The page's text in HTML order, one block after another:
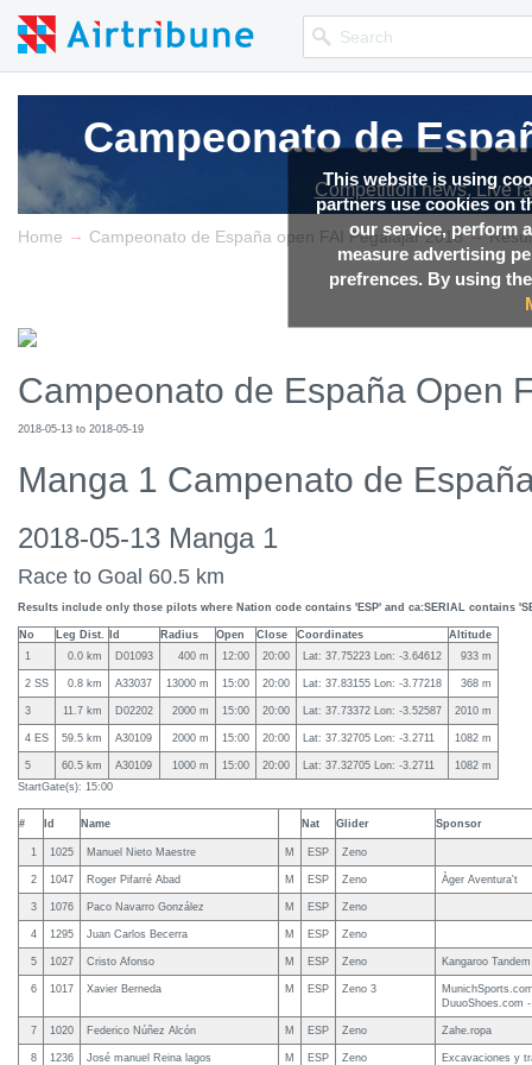
This website is using
partners use cookies on
our service, perform
measure advertising
prefrences. By using
Campeonato de
Competition news, Live
Campeonato de
Competition news, Live
Campeonato de
Competition news, Live
Campeonato de
Competition news, Live
Campeonato de
Competition news, Live
Home → Campeonato de España open FAI Pegalajar 2018 →
Campeonato de España Open
2018-05-13 to 2018-05-19
Manga 1 Campenato de
2018-05-13 Manga 1
Race to Goal 60.5 km
Results include only those pilots where Nation code contains 'ESP' and ca:SERIAL contains
No Leg Dist. Id Radius Open Close Coordinates
Altitude
1
0.0 km D01093 400 m 12:00 20:00 Lat: 37.75223 Lon: -3.64612 933 m
2 SS 0.8 km A33037 13000 m 15:00 20:00 Lat: 37.83155 Lon: -3.77218 368 m
3 11.7 km D02202 2000 m 15:00 20:00 Lat: 37.73372 Lon: -3.52587 2010 m
4 ES 59.5 km A30109 2000 m 15:00 20:00 Lat: 37.32705 Lon: -3.2711 1082 m
5 60.5 km A30109 1000 m 15:00 20:00 Lat: 37.32705 Lon: -3.2711
1082 m
StartGate(s): 15:00
# Id Name Nat Glider Sponsor
1 1025 Manuel Nieto Maestre M ESP Zeno
2 1047 Roger Pifarré Abad M ESP Zeno Àger Aventura't
3 1076 Paco Navarro González M ESP Zeno
4 1295 Juan Carlos Becerra M ESP Zeno
5 1027 Cristo Afonso M ESP Zeno Kangaroo
6 1017 Xavier Berneda M ESP Zeno 3
DuuoShoes.com -
7 1020 Federico Núñez Alcón M ESP Zeno Zahe.ropa
8 1236 José manuel Reina lagos M ESP Zeno Excavaciones y